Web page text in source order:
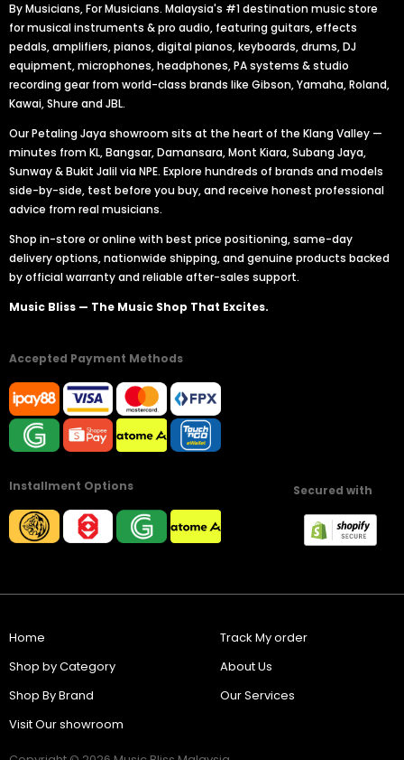
By Musicians, For Musicians. Malaysia's #1 destination music store
for musical instruments & pro audio, featuring guitars, effects
pedals, amplifiers, pianos, digital pianos, keyboards, drums, DJ
equipment, microphones, headphones, PA systems & studio
recording gear from world-class brands like Gibson, Yamaha, Roland,
Kawai, Shure and JBL.
Our Petaling Jaya showroom sits at the heart of the Klang Valley —
minutes from KL, Bangsar, Damansara, Mont Kiara, Subang Jaya,
Sunway & Bukit Jalil via NPE. Explore hundreds of brands and models
side-by-side, test before you buy, and receive honest professional
advice from real musicians.
Shop in-store or online with best price positioning, same-day
delivery options, nationwide shipping, and genuine products backed
by official warranty and reliable after-sales support.
Music Bliss — The Music Shop That Excites.
Accepted Payment Methods
Installment Options Secured with
Home
Shop by Category
Shop By Brand
Visit Our showroom
Track My order
About Us
Our Services